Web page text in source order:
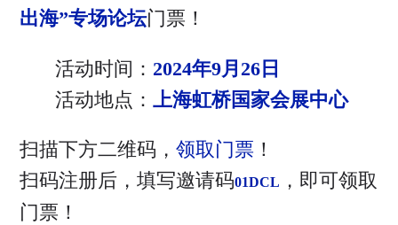
出海”专场论坛门票！
活动时间： 2024年9月26日
活动地点： 上海虹桥国家会展中心
扫描下方二维码， 领取门票 ！
扫码注册后，填写邀请码01DCL
，即可领取
门票！